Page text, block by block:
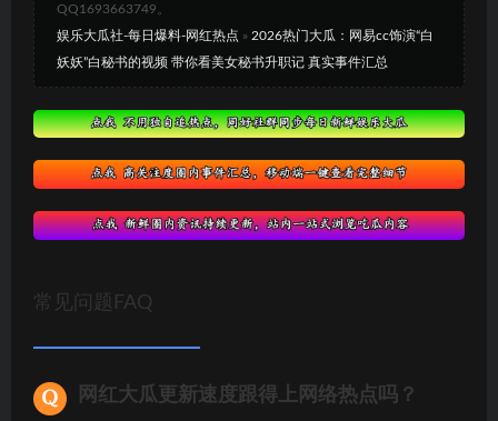
QQ1693663749。
娱乐大瓜社-每日爆料-网红热点 » 2026热门大瓜：网易cc饰演“白
妖妖”白秘书的视频 带你看美女秘书升职记 真实事件汇总
常见问题FAQ
网红大瓜更新速度跟得上网络热点吗？